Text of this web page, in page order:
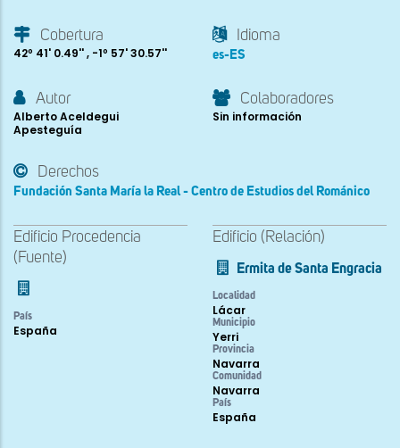
Cobertura
42º 41' 0.49'' , -1º 57' 30.57''
Idioma
es-ES
Autor
Alberto Aceldegui
Apesteguía
Colaboradores
Sin información
Derechos
Fundación Santa María la Real - Centro de Estudios del Románico
Edificio Procedencia
(Fuente)
País
España
Edificio (Relación)
Ermita de Santa Engracia
Localidad
Lácar
Municipio
Yerri
Provincia
Navarra
Comunidad
Navarra
País
España